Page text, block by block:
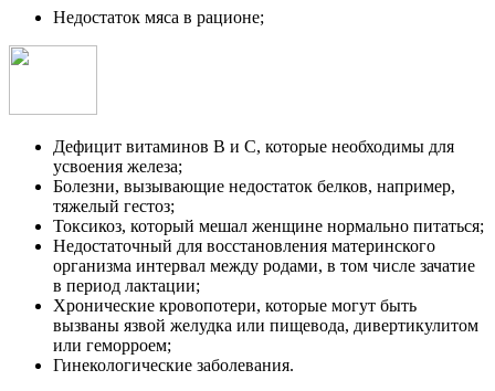
Недостаток мяса в рационе;
Дефицит витаминов В и С, которые необходимы для
усвоения железа;
Болезни, вызывающие недостаток белков, например,
тяжелый гестоз;
Токсикоз, который мешал женщине нормально питаться;
Недостаточный для восстановления материнского
организма интервал между родами, в том числе зачатие
в период лактации;
Хронические кровопотери, которые могут быть
вызваны язвой желудка или пищевода, дивертикулитом
или геморроем;
Гинекологические заболевания.